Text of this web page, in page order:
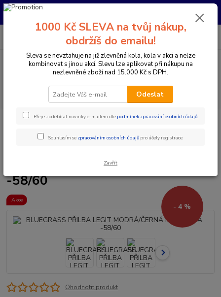
Pro nachystání kola / doplňků na prodejně si prosím zavolejte dopředu.
Menu
CZK
PO-PÁ 10:00-17:00 | SO: 9:00-12:00
Doplňky a helmy Cyklistické helmy
Integrální helmy
MODRÁ/ČERNÁ METALICKÁ
-58/60
Akce
- 4 %
Ohodnotit produkt
1000 Kč SLEVA na tvůj nákup,
obdržíš do emailu!
Sleva se nevztahuje na již zlevněná kola, kola v akci a nelze
kombinovat s jinou akcí. Slevu lze aplikovat při nákupu na
nezlevněné zboží nad 15.000 Kč s DPH.
Odeslat
Přeji si odebírat novinky e-mailem dle podmínek zpracování osobních údajů.
Souhlasím se zpracováním osobních údajů pro účely registrace.
Zavřít